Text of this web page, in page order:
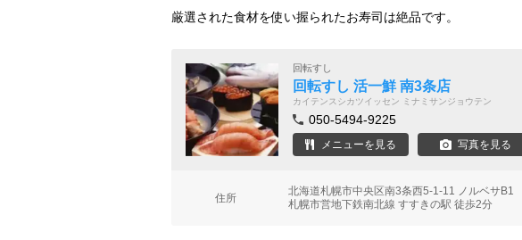
厳選された食材を使い握られたお寿司は絶品です。
回転すし
回転すし 活一鮮 南3条店
カイテンスシカツイッセン ミナミサンジョウテン
050-5494-9225
メニューを見る 写真を見る
住所
北海道札幌市中央区南3条西5-1-11 ノルベサB1
札幌市営地下鉄南北線 すすきの駅 徒歩2分